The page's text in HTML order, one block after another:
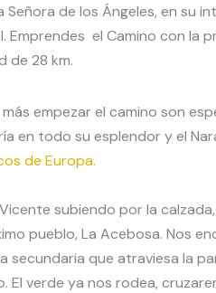
Señora de los Ángeles, en su
Emprendes el Camino con la
de 28 km.
empezar el camino son
en todo su esplendor y el
de Europa.
subiendo por la
pueblo, La Acebosa. Nos
secundaria que atraviesa la
El verde ya nos rodea,